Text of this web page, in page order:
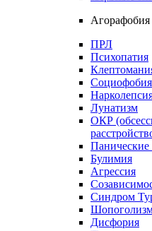
Агорафобия
ПРЛ
Психопатия
Социофобия
Лунатизм
ОКР
Панические
Булимия
Агрессия
Синдром
Дисфория